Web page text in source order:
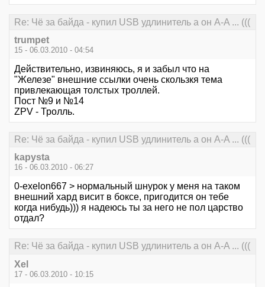
Re: Чё за байда - купил USB удлинитель а он А-A ... (((
trumpet
15 - 06.03.2010 - 04:54
Действительно, извиняюсь, я и забыл что на
"Железе" внешние ссылки очень скользкя тема
привлекающая толстых троллей.
Пост №9 и №14
ZPV - Тролль.
Re: Чё за байда - купил USB удлинитель а он А-A ... (((
kapysta
16 - 06.03.2010 - 06:27
0-exelon667 > нормальный шнурок у меня на таком
внешний хард висит в боксе, пригодится он тебе
когда нибудь))) я надеюсь ты за него не пол царство
отдал?
Re: Чё за байда - купил USB удлинитель а он А-A ... (((
Xel
17 - 06.03.2010 - 10:15